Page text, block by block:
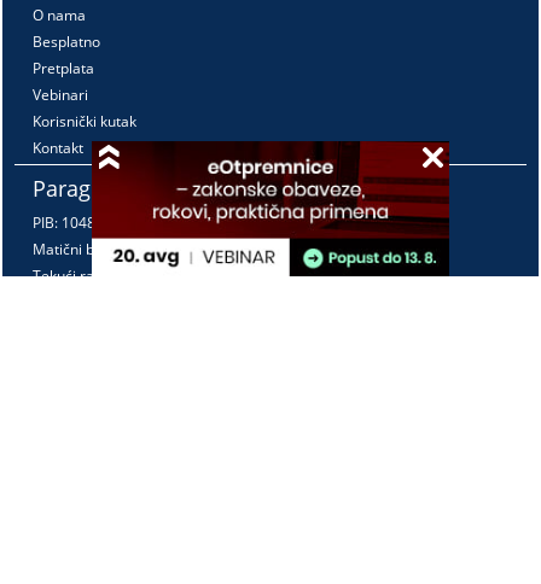
O nama
Besplatno
Pretplata
Vebinari
Korisnički kutak
Kontakt
Paragraf Lex d.o.o.
PIB: 104830593
Matični broj: 20240156
Tekući račun: